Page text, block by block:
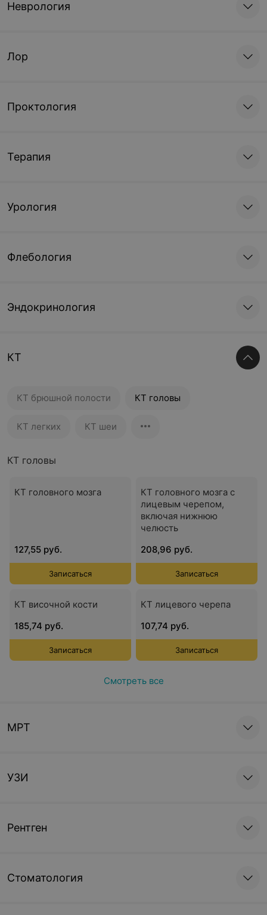
Неврология
Лор
Проктология
Терапия
Урология
Флебология
Эндокринология
КТ
КТ брюшной полости КТ головы
КТ легких КТ шеи
КТ головы
КТ головного мозга
127,55 руб.
Записаться
КТ головного мозга с
лицевым черепом,
включая нижнюю
челюсть
208,96 руб.
Записаться
КТ височной кости
185,74 руб.
Записаться
КТ лицевого черепа
107,74 руб.
Записаться
Смотреть все
МРТ
УЗИ
Рентген
Стоматология